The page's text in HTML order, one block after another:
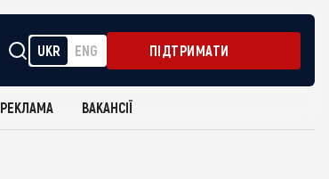
UKR ENG ПІДТРИМАТИ
РЕКЛАМА ВАКАНСІЇ